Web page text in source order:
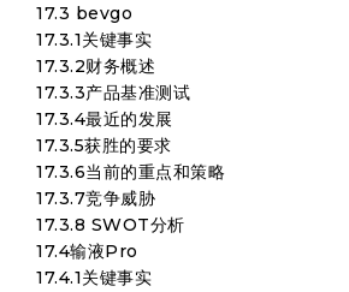
17.3 bevgo
17.3.1关键事实
17.3.2财务概述
17.3.3产品基准测试
17.3.4最近的发展
17.3.5获胜的要求
17.3.6当前的重点和策略
17.3.7竞争威胁
17.3.8 SWOT分析
17.4输液Pro
17.4.1关键事实